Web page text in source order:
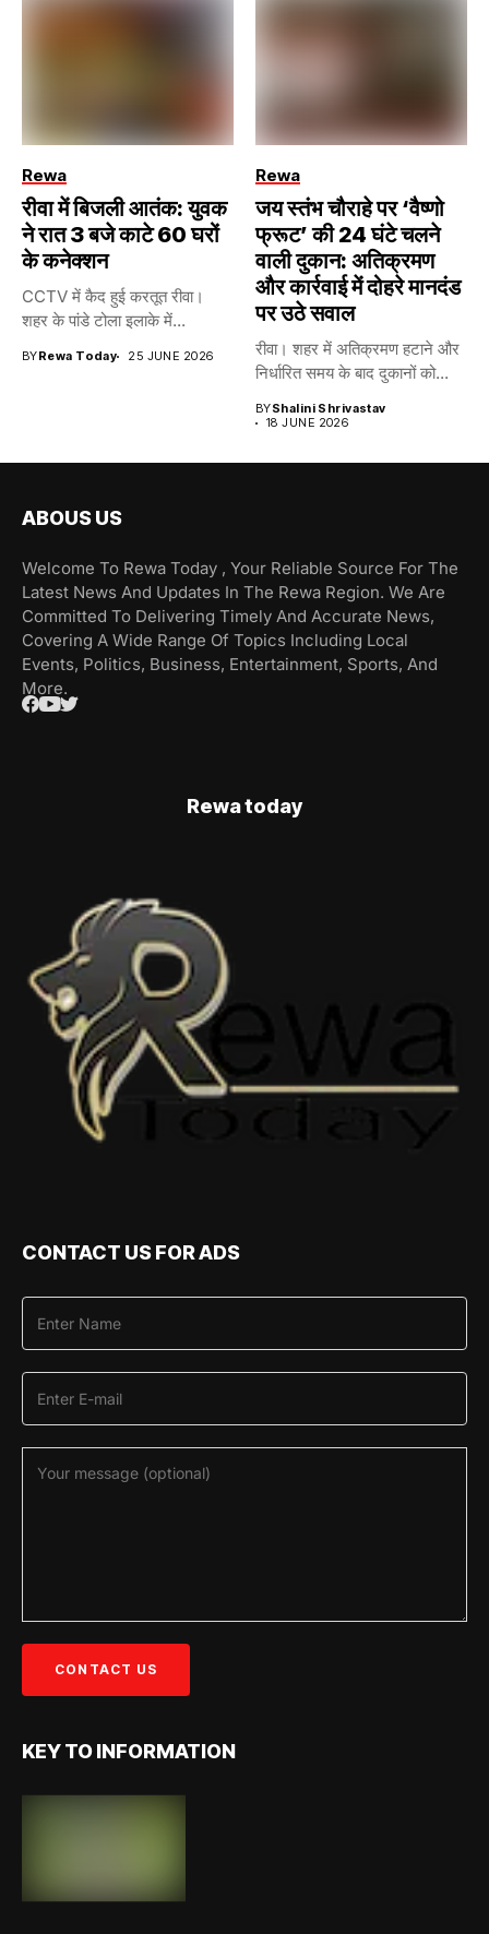
Rewa
रीवा में बिजली आतंक: युवक
ने रात 3 बजे काटे 60 घरों
के कनेक्शन
CCTV में कैद हुई करतूत रीवा।
शहर के पांडे टोला इलाके में...
BYRewa Today 25 JUNE 2026
Rewa
जय स्तंभ चौराहे पर ‘वैष्णो
फ्रूट’ की 24 घंटे चलने
वाली दुकान: अतिक्रमण
और कार्रवाई में दोहरे मानदंड
पर उठे सवाल
रीवा। शहर में अतिक्रमण हटाने और
निर्धारित समय के बाद दुकानों को...
BYShalini Shrivastav
18 JUNE 2026
ABOUS US
Welcome To Rewa Today , Your Reliable Source For The
Latest News And Updates In The Rewa Region. We Are
Committed To Delivering Timely And Accurate News,
Covering A Wide Range Of Topics Including Local
Events, Politics, Business, Entertainment, Sports, And
More.
Rewa today
CONTACT US FOR ADS
KEY TO INFORMATION